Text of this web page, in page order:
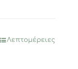
Λεπτομέρειες